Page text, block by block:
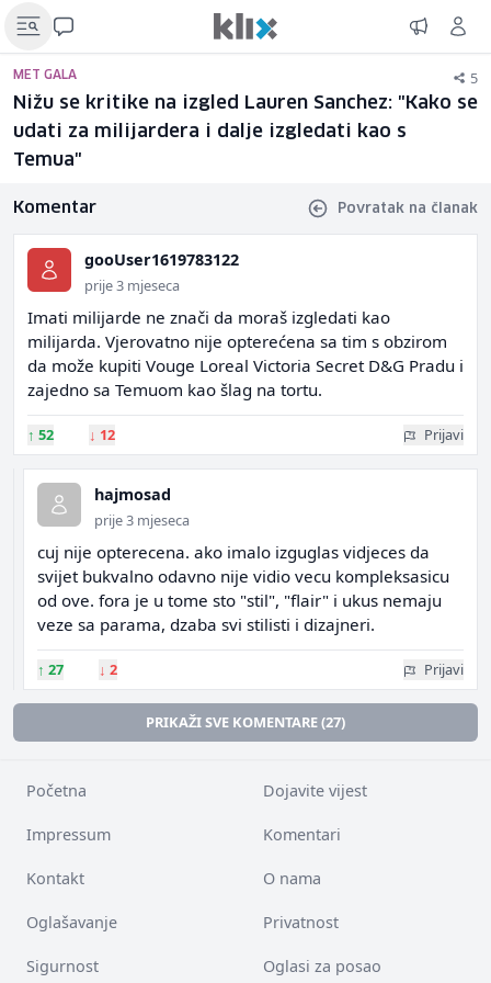
MET GALA 5
Nižu se kritike na izgled Lauren Sanchez: "Kako se
udati za milijardera i dalje izgledati kao s
Temua"
Komentar Povratak na članak
gooUser1619783122
prije 3 mjeseca
Imati milijarde ne znači da moraš izgledati kao
milijarda. Vjerovatno nije opterećena sa tim s obzirom
da može kupiti Vouge Loreal Victoria Secret D&G Pradu i
zajedno sa Temuom kao šlag na tortu.
↑ 52 ↓ 12 Prijavi
hajmosad
prije 3 mjeseca
cuj nije opterecena. ako imalo izguglas vidjeces da
svijet bukvalno odavno nije vidio vecu kompleksasicu
od ove. fora je u tome sto "stil", "flair" i ukus nemaju
veze sa parama, dzaba svi stilisti i dizajneri.
↑ 27 ↓ 2 Prijavi
PRIKAŽI SVE KOMENTARE (27)
Početna Dojavite vijest
Impressum Komentari
Kontakt O nama
Oglašavanje Privatnost
Sigurnost Oglasi za posao